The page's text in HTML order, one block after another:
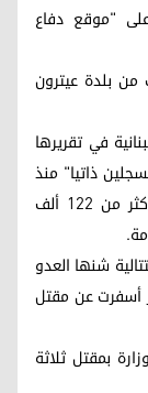
"موقع دفاع
من بلدة عيترون
في تقريرها
ذاتيا" منذ
2 آذار/مارس بلغ 759 ألفا و300 نازح، بينهم أكثر من 122 ألف
شنها العدو
أسفرت عن مقتل
بمقتل ثلاثة